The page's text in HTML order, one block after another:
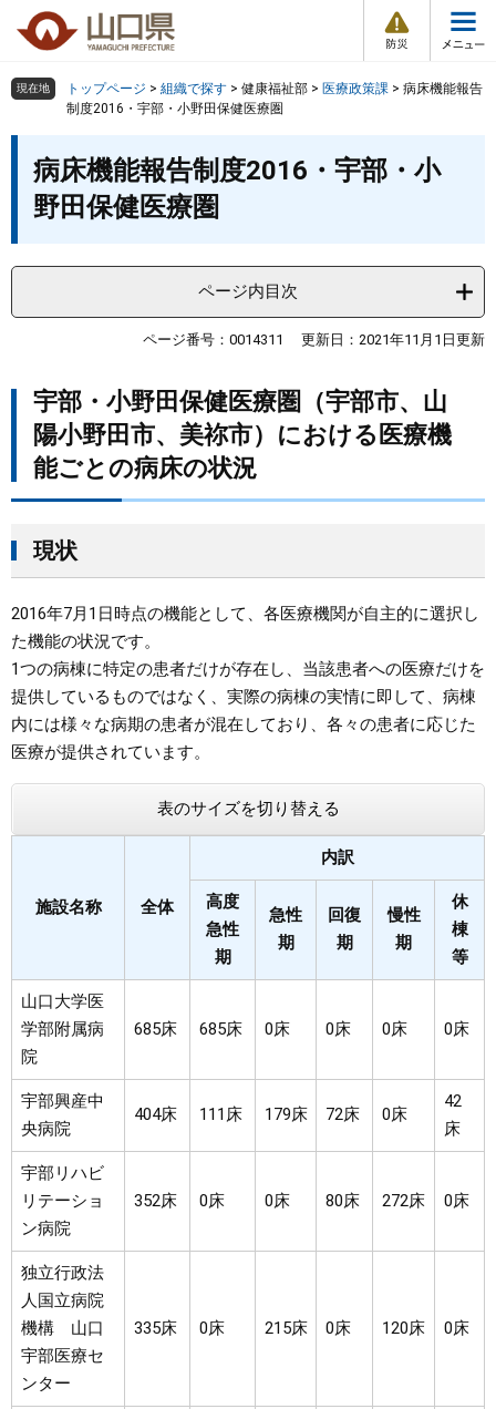
の
頭
ー
飛
情
報
メ
ュ
組織で探す
教育・文化・スポーツ
しごと・産業・観光
まちづくり
検索の仕方 組織で探す サイトマップで探す
現在地 トップページ > 組織で探す > 健康福祉部 > 医療政策課 > 病床機能報告
制度2016・宇部・小野田保健医療圏
病床機能報告制度2016・宇部・小
野田保健医療圏
ページ内目次
ページ番号：0014311 更新日：2021年11月1日更新
宇部・小野田保健医療圏（宇部市、山
陽小野田市、美祢市）における医療機
能ごとの病床の状況
現状
2016年7月1日時点の機能として、各医療機関が自主的に選択し
た機能の状況です。
1つの病棟に特定の患者だけが存在し、当該患者への医療だけを
提供しているものではなく、実際の病棟の実情に即して、病棟
内には様々な病期の患者が混在しており、各々の患者に応じた
医療が提供されています。
表のサイズを切り替える
施設名称 全体
内訳
高度
急性
期
急性
期
回復
期
慢性
期
休
棟
等
山口大学医
学部附属病
院
685床 685床 0床 0床 0床 0床
宇部興産中
央病院
404床 111床 179床 72床 0床
42
床
宇部リハビ
リテーショ
ン病院
352床 0床 0床 80床 272床 0床
独立行政法
人国立病院
機構 山口
宇部医療セ
ンター
335床 0床 215床 0床 120床 0床